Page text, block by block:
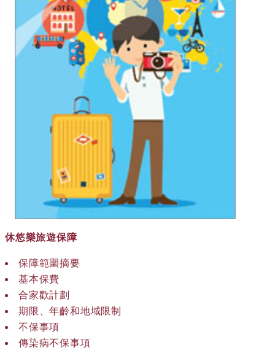
休悠樂旅遊保障
保障範圍摘要
基本保費
合家歡計劃
期限、年齡和地域限制
不保事項
傳染病不保事項